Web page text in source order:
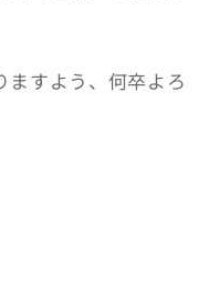
ますよう、何卒よろ